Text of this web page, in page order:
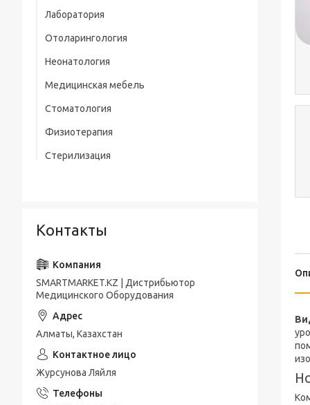
Лаборатория
Отоларингология
Неонатология
Медицинская мебель
Стол манипуляционный
Стоматология
Физиотерапия
Стерилизация
Контакты
SMARTMARKET.KZ | Дистрибьютор
Медицинского Оборудования
Алматы, Казахстан
Журсунова Ляйля